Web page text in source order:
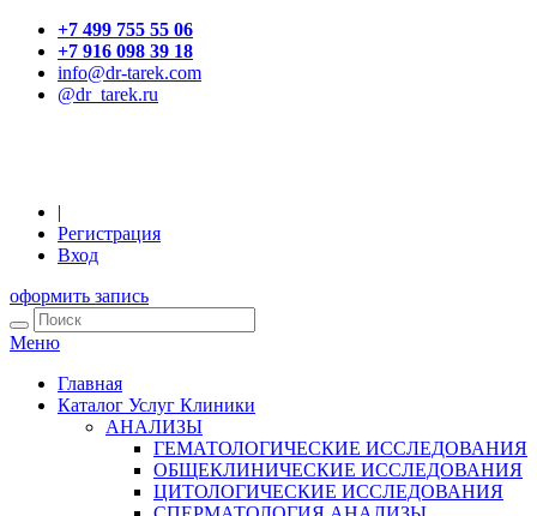
+7 499 755 55 06
+7 916 098 39 18
info@dr-tarek.com
@dr_tarek.ru
|
Регистрация
Вход
оформить запись
Меню
Главная
Каталог Услуг Клиники
АНАЛИЗЫ
ГЕМАТОЛОГИЧЕСКИЕ ИССЛЕДОВАНИЯ
ОБЩЕКЛИНИЧЕСКИЕ ИССЛЕДОВАНИЯ
ЦИТОЛОГИЧЕСКИЕ ИССЛЕДОВАНИЯ